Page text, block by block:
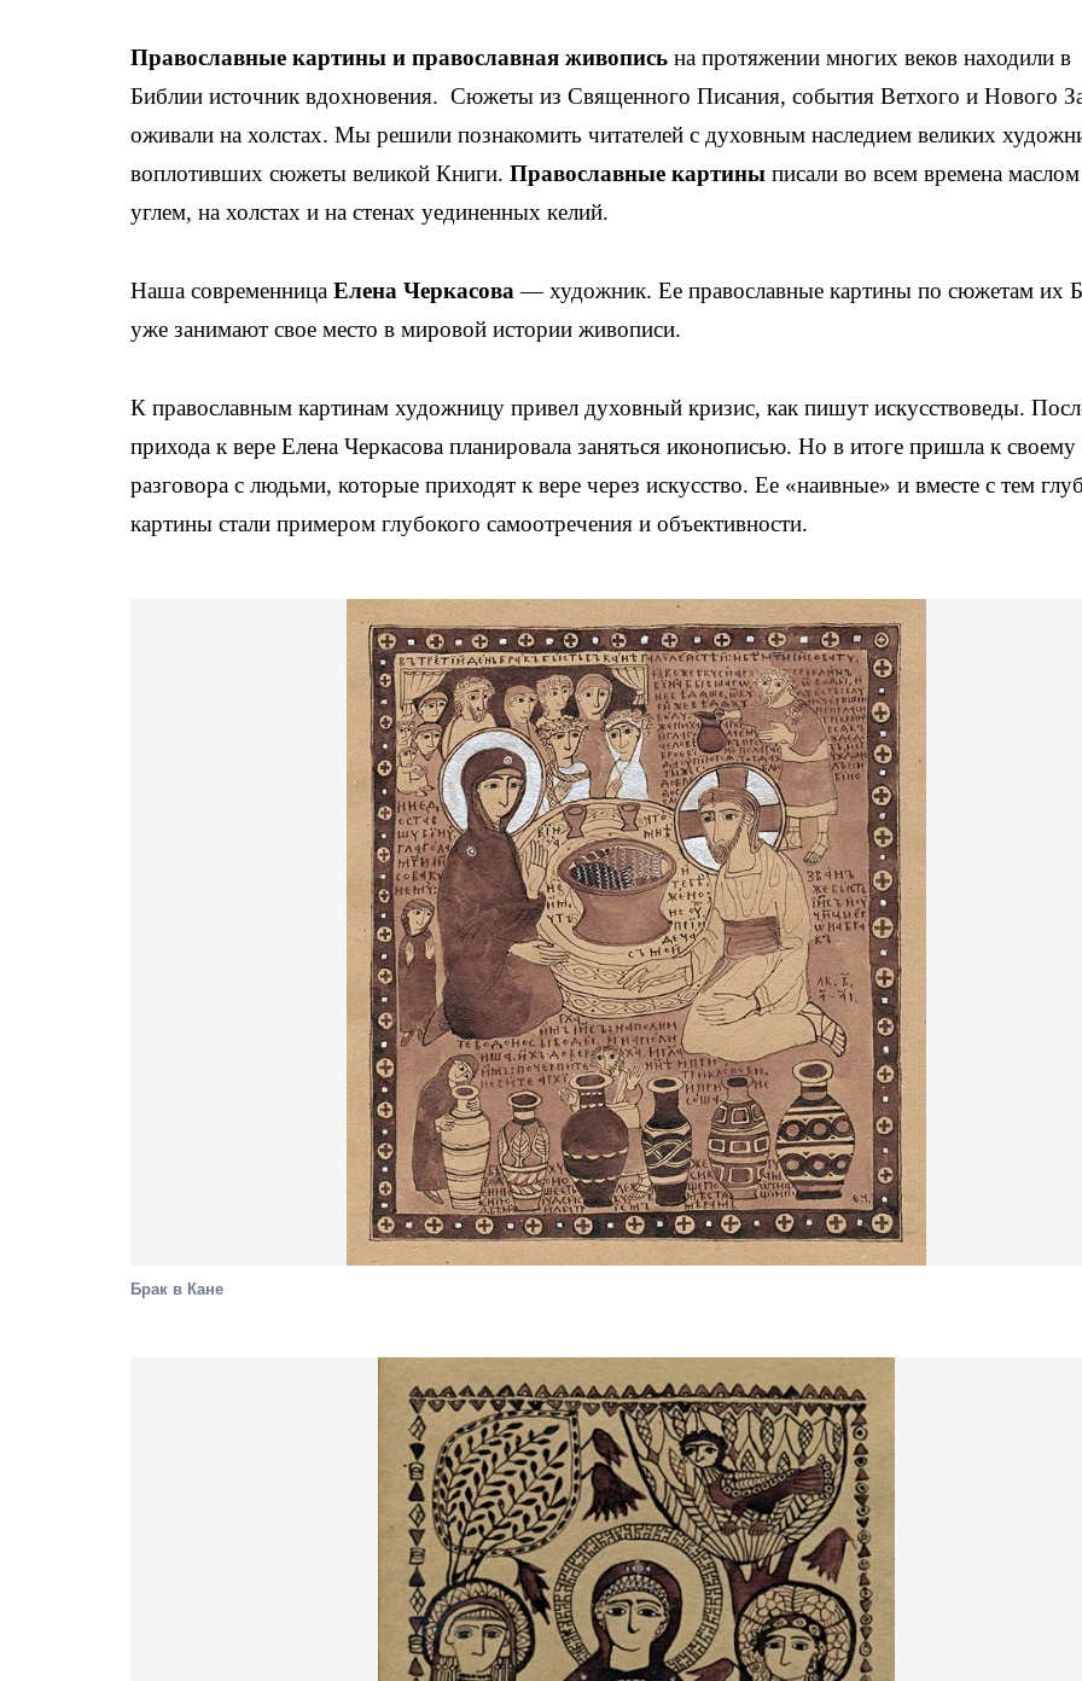
Православные картины и православная живопись на протяжении многих веков находили в
Библии источник вдохновения. Сюжеты из Священного Писания, события Ветхого и Нового
оживали на холстах. Мы решили познакомить читателей с духовным наследием великих
воплотивших сюжеты великой Книги. Православные картины писали во всем времена
углем, на холстах и на стенах уединенных келий.
Наша современница Елена Черкасова — художник. Ее православные картины по сюжетам их
уже занимают свое место в мировой истории живописи.
К православным картинам художницу привел духовный кризис, как пишут искусствоведы.
прихода к вере Елена Черкасова планировала заняться иконописью. Но в итоге пришла к
разговора с людьми, которые приходят к вере через искусство. Ее «наивные» и вместе с тем
картины стали примером глубокого самоотречения и объективности.
Брак в Кане